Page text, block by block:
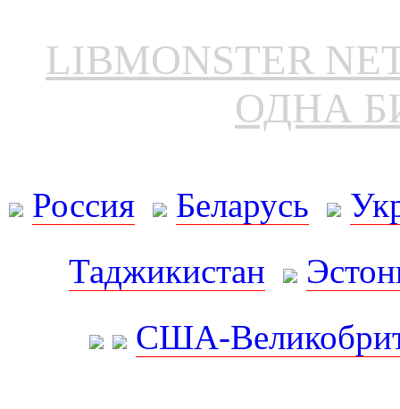
LIBMONSTER
ОДНА
Россия Беларусь
Таджикистан
США-